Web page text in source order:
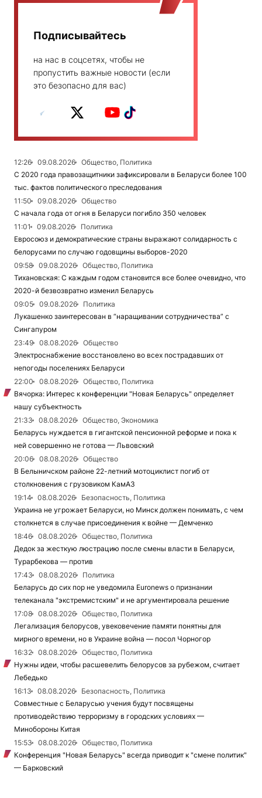
Подписывайтесь
на нас в соцсетях, чтобы не
пропустить важные новости (если
это безопасно для вас)
12:26 09.08.2026
Общество, Политика
С 2020 года правозащитники зафиксировали в Беларуси более 100
тыс. фактов политического преследования
11:50
09.08.2026
Общество
С начала года от огня в Беларуси погибло 350 человек
11:01
09.08.2026
Политика
Евросоюз и демократические страны выражают солидарность с
белорусами по случаю годовщины выборов-2020
09:58
09.08.2026
Общество, Политика
Тихановская: С каждым годом становится все более очевидно, что
2020-й безвозвратно изменил Беларусь
09:05
09.08.2026
Политика
Лукашенко заинтересован в “наращивании сотрудничества” с
Сингапуром
23:49
08.08.2026
Общество
Электроснабжение восстановлено во всех пострадавших от
непогоды поселениях Беларуси
22:00
08.08.2026
Общество, Политика
Вячорка: Интерес к конференции "Новая Беларусь" определяет
нашу субъектность
21:33
08.08.2026
Общество, Экономика
Беларусь нуждается в гигантской пенсионной реформе и пока к
ней совершенно не готова — Львовский
20:06
08.08.2026
Общество
В Белыничском районе 22-летний мотоциклист погиб от
столкновения с грузовиком КамАЗ
19:14
08.08.2026
Безопасность, Политика
Украина не угрожает Беларуси, но Минск должен понимать, с чем
столкнется в случае присоединения к войне — Демченко
18:46
08.08.2026
Общество, Политика
Дедок за жесткую люстрацию после смены власти в Беларуси,
Турарбекова — против
17:43
08.08.2026
Политика
Беларусь до сих пор не уведомила Euronews о признании
телеканала "экстремистским" и не аргументировала решение
17:08
08.08.2026
Общество, Политика
Легализация белорусов, увековечение памяти понятны для
мирного времени, но в Украине война — посол Чорногор
16:32
08.08.2026
Общество, Политика
Нужны идеи, чтобы расшевелить белорусов за рубежом, считает
Лебедько
16:13
08.08.2026
Безопасность, Политика
Совместные с Беларусью учения будут посвящены
противодействию терроризму в городских условиях —
Минобороны Китая
15:53
08.08.2026
Общество, Политика
Конференция "Новая Беларусь" всегда приводит к "смене политик"
— Барковский